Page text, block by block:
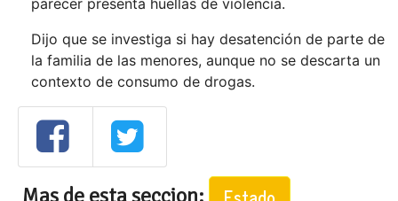
parecer presenta huellas de violencia.
Dijo que se investiga si hay desatención de parte de
la familia de las menores, aunque no se descarta un
contexto de consumo de drogas.
Mas de esta seccion: